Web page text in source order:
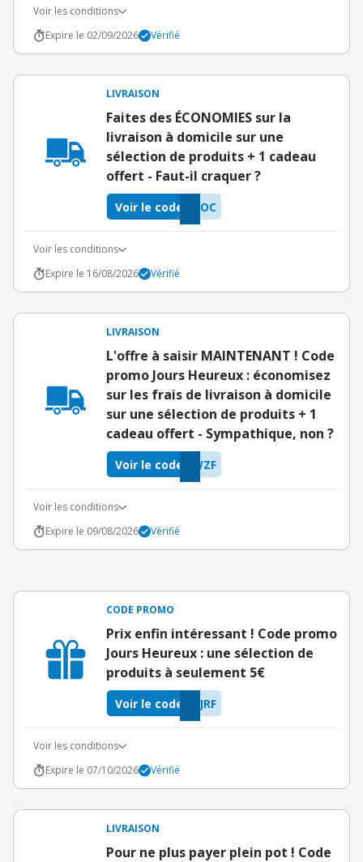
Voir les conditions
Expire le 02/09/2026
Vérifié
LIVRAISON
Faites des ÉCONOMIES sur la
livraison à domicile sur une
sélection de produits + 1 cadeau
offert - Faut-il craquer ?
VOC
Voir le code
Voir les conditions
Expire le 16/08/2026
Vérifié
LIVRAISON
L'offre à saisir MAINTENANT ! Code
promo Jours Heureux : économisez
sur les frais de livraison à domicile
sur une sélection de produits + 1
cadeau offert - Sympathique, non ?
WZF
Voir le code
Voir les conditions
Expire le 09/08/2026
Vérifié
CODE PROMO
Prix enfin intéressant ! Code promo
Jours Heureux : une sélection de
produits à seulement 5€
JRF
Voir le code
Voir les conditions
Expire le 07/10/2026
Vérifié
LIVRAISON
Pour ne plus payer plein pot ! Code